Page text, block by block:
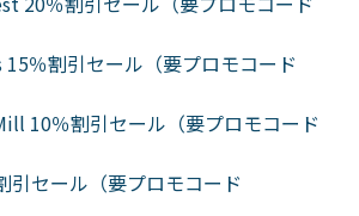
％割引セール（要プロモコード
10％割引セール（要プロモコード
引セール（要プロモコード